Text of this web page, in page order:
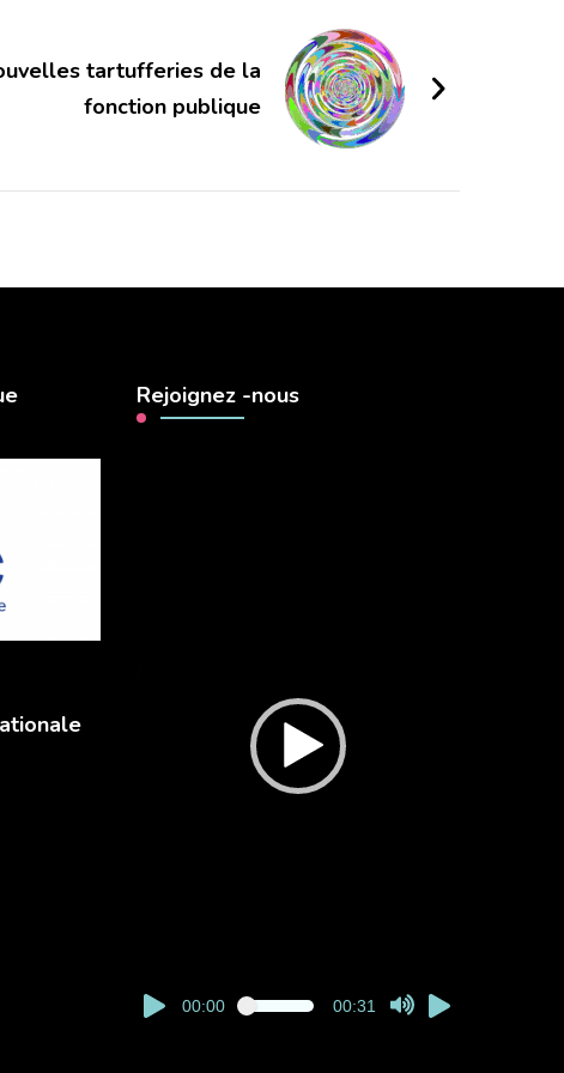
tartufferies de la
fonction publique
Rejoignez -nous
00:00 00:31